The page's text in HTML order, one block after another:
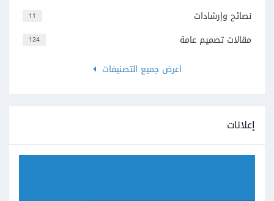
11 نصائح وإرشادات
124
مقالات تصميم عامة
اعرض جميع التصنيفات
إعلانات